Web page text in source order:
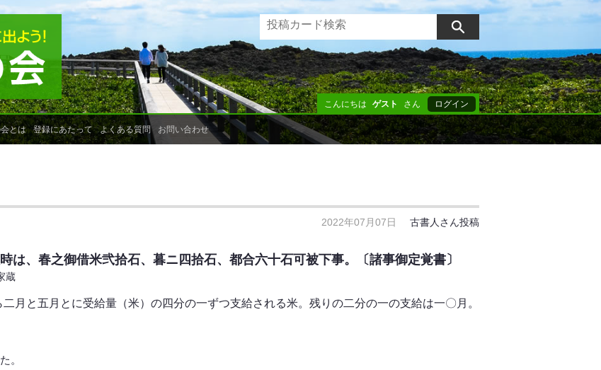
こんにちは ゲスト さん ログイン
とは 登録にあたって よくある質問 お問い合わせ
2022年07月07日 古書人さん投稿
は、春之御借米弐拾石、暮ニ四拾石、都合六十石可被下事。〔諸事御定覚書〕
蔵
月と五月とに受給量（米）の四分の一ずつ支給される米。残りの二分の一の支給は一〇月。
。